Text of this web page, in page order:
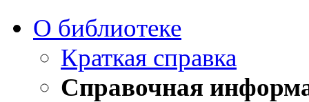
О библиотеке
Краткая справка
Справочная